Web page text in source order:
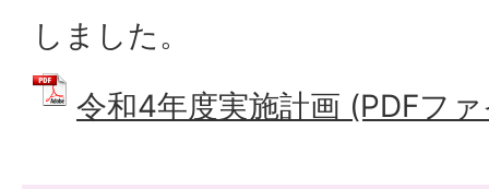
しました。
令和4年度実施計画 (PDFフ